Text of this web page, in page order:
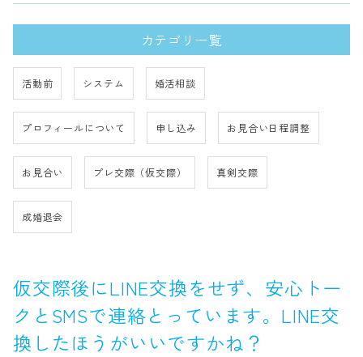
仮交際後にLINE交換をせず、安心トー
クとSMSで連絡とっています。LINE交
換したほうがいいですかね？
カテゴリ一覧
活動前 システム 婚活相談
プロフィールについて 申し込み お見合い日程調整
お見合い プレ交際（仮交際） 真剣交際
成婚退会